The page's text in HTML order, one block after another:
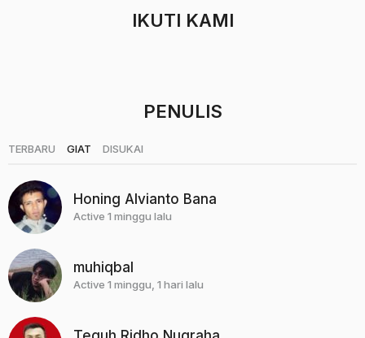
IKUTI KAMI
PENULIS
TERBARU GIAT DISUKAI
Honing Alvianto Bana
Active 1 minggu lalu
muhiqbal
Active 1 minggu, 1 hari lalu